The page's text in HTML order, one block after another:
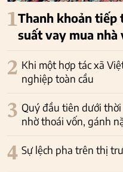
1Thanh khoản tiếp
suất vay mua nhà
2 Khi một hợp tác xã
nghiệp toàn cầu
3 Quý đầu tiên dưới
nhờ thoái vốn, gánh
4 Sự lệch pha trên thị